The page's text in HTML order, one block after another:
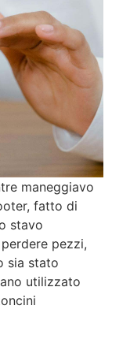
maneggiavo
fatto di
stavo
pezzi,
sia stato
utilizzato